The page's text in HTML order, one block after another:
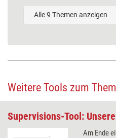
Alle 9 Themen anzeigen
Weitere Tools zum
Supervisions-Tool:
Am Ende